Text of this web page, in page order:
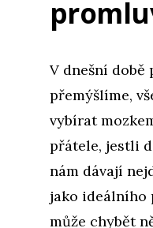
V dnešní době
přemýšlíme,
vybírat
přátele, jestli
nám dávají
jako ideálního
může chybět